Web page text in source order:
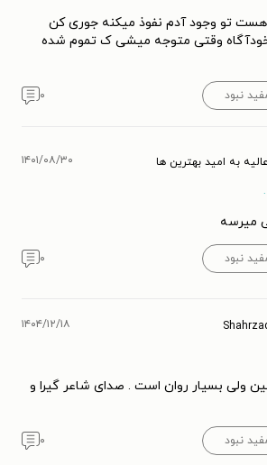
‌هست تو وجود آدم نفوذ میکنه جوری کن
وقتی متوجه میشی ک تموم شده
نبود ۰
۱۴۰۱/۰۸/۳۰
میرسه
نبود ۰
۱۴۰۴/۱۲/۱۸
ولی بسیار روان است . صدای شاعر گیرا و
نبود ۰